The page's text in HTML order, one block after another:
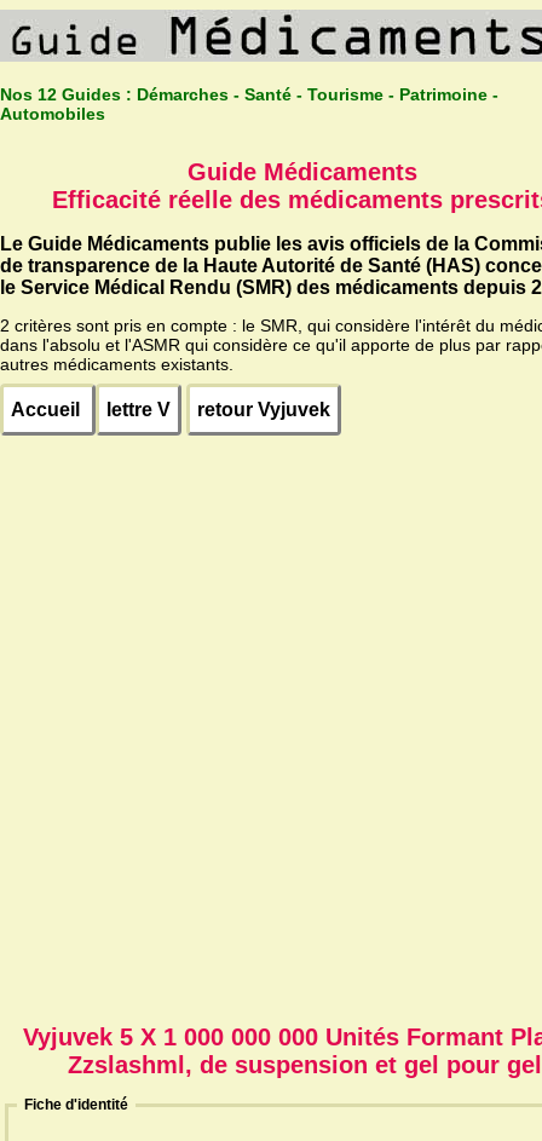
Nos 12 Guides : Démarches - Santé - Tourisme - Patrimoine -
Automobiles
Guide Médicaments
Efficacité réelle des médicaments
Le Guide Médicaments publie les avis officiels de la
de transparence de la Haute Autorité de Santé (HAS)
le Service Médical Rendu (SMR) des médicaments depuis
2 critères sont pris en compte : le SMR, qui considère l'intérêt du
dans l'absolu et l'ASMR qui considère ce qu'il apporte de plus par
autres médicaments existants.
Accueil lettre V retour Vyjuvek
Vyjuvek 5 X 1 000 000 000 Unités Formant
Zzslashml, de suspension et gel pour gel
Fiche d'identité